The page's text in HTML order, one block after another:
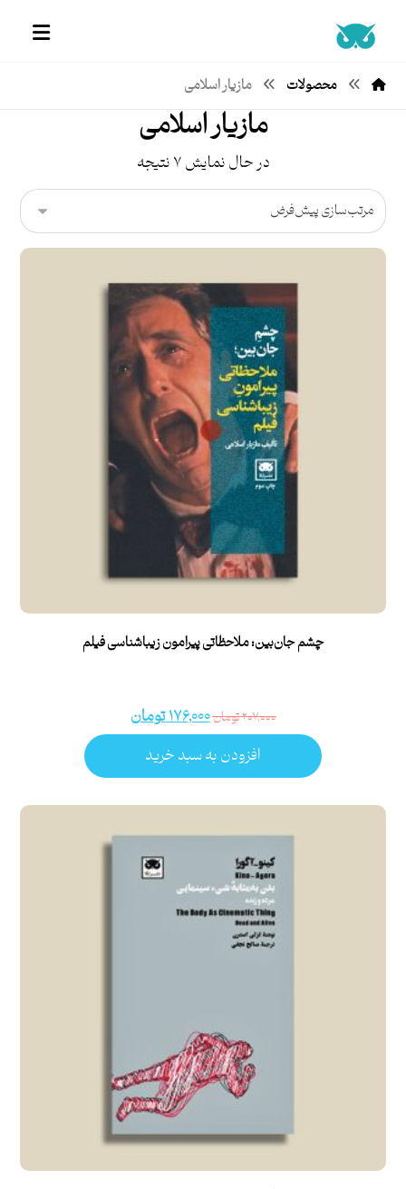
محصولات مازیار اسلامی
مازیار اسلامی
در حال نمایش ۷ نتیجه
چشم جان‌بین: ملاحظاتی پیرامون زیباشناسی فیلم
۲۰۷,۰۰۰تومان۱۷۶,۰۰۰تومان
افزودن به سبد خرید